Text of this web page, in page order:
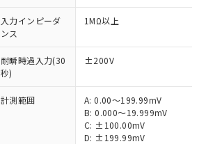
入力インピーダ
ンス
1MΩ以上
耐瞬時過入力(30
秒)
±200V
計測範囲
A: 0.00～199.99mV
B: 0.000～19.999mV
C: ±100.00mV
D: ±199.99mV